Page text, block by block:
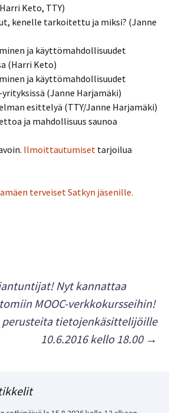
Keto, TTY)
kenelle tarkoitettu ja miksi? (Janne
ja käyttömahdollisuudet
(Harri Keto)
ja käyttömahdollisuudet
(Janne Harjamäki)
esittelyä (TTY/Janne Harjamäki)
ja mahdollisuus saunoa
Ilmoittautumiset tarjoilua
terveiset Satkyn jäsenille.
Nyt kannattaa
MOOC-verkkokursseihin!
perusteita tietojenkäsittelijöille
10.6.2016 kello 18.00 →